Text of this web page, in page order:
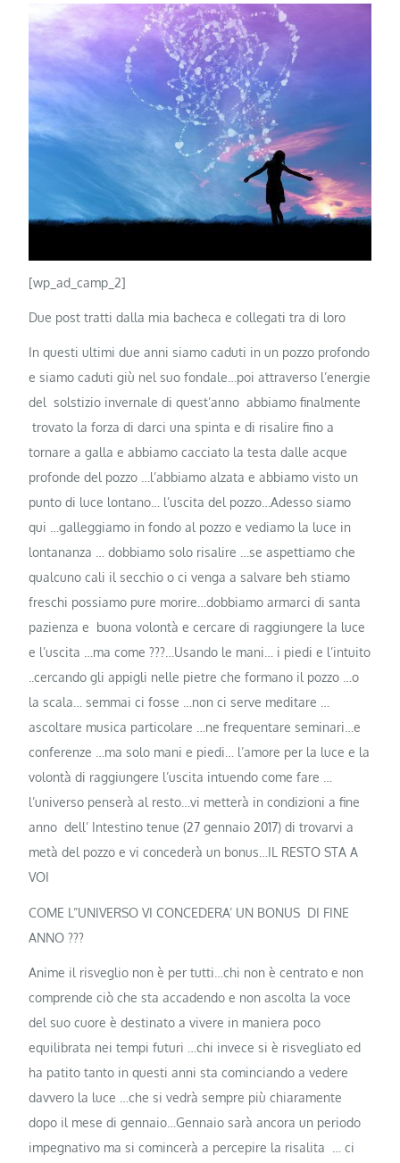
[wp_ad_camp_2]
Due post tratti dalla mia bacheca e collegati tra di loro
In questi ultimi due anni siamo caduti in un pozzo profondo
e siamo caduti giù nel suo fondale…poi attraverso l’energie
del solstizio invernale di quest’anno abbiamo finalmente
trovato la forza di darci una spinta e di risalire fino a
tornare a galla e abbiamo cacciato la testa dalle acque
profonde del pozzo …l’abbiamo alzata e abbiamo visto un
punto di luce lontano… l’uscita del pozzo…Adesso siamo
qui …galleggiamo in fondo al pozzo e vediamo la luce in
lontananza … dobbiamo solo risalire …se aspettiamo che
qualcuno cali il secchio oci venga a salvare beh stiamo
freschi possiamo pure morire…dobbiamo armarci di santa
pazienza e buona volontà e cercare di raggiungere la luce
e l’uscita …ma come ???…Usando le mani… i piedi e l’intuito
..cercando gli appigli nelle pietre che formano il pozzo …o
la scala… semmai ci fosse …non ci serve meditare …
ascoltare musica particolare …ne frequentare seminari…e
conferenze …ma solo mani e piedi… l’amore per la luce e la
volontà di raggiungere l’uscita intuendo come fare …
l’universo penserà al resto…vi metterà in condizioni a fine
anno dell’ Intestino tenue (27 gennaio 2017) di trovarvi a
metà del pozzo e vi concederà un bonus…IL RESTO STA A
VOI
COME L”UNIVERSO VI CONCEDERA’ UN BONUS DI FINE
ANNO ???
Anime il risveglio non è per tutti…chi non è centrato e non
comprende ciò che sta accadendo e non ascolta la voce
del suo cuore è destinato a vivere in maniera poco
equilibrata nei tempi futuri …chi invece si è risvegliato ed
ha patito tanto in questi anni sta cominciando a vedere
davvero la luce …che si vedrà sempre più chiaramente
dopo il mese di gennaio…Gennaio sarà ancora un periodo
impegnativo ma si comincerà a percepire la risalita … ci